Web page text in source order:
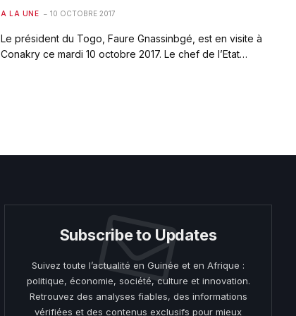
A LA UNE 10 OCTOBRE 2017
Le président du Togo, Faure Gnassinbgé, est en visite à
Conakry ce mardi 10 octobre 2017. Le chef de l’Etat…
Subscribe to Updates
Suivez toute l’actualité en Guinée et en Afrique :
politique, économie, société, culture et innovation.
Retrouvez des analyses fiables, des informations
vérifiées et des contenus exclusifs pour mieux